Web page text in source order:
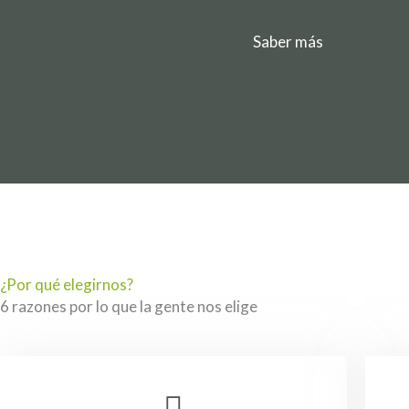
Saber más
¿Por qué elegirnos?
6 razones por lo que la gente nos elige